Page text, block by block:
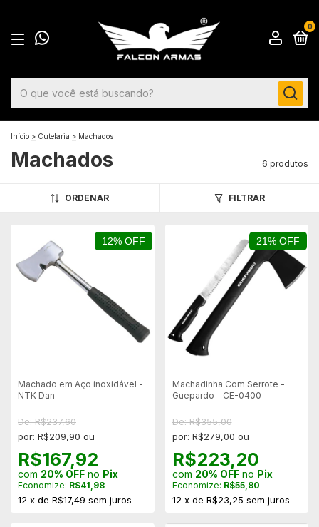
0
Início > Cutelaria > Machados
Machados 6 produtos
ORDENAR FILTRAR
12% OFF
Machado em Aço inoxidável -
NTK Dan
De: R$237,60
por: R$209,90 ou
R$167,92
com 20% OFF no Pix
Economize: R$41,98
12 x de R$17,49 sem juros
21% OFF
Machadinha Com Serrote -
Guepardo - CE-0400
De: R$355,00
por: R$279,00 ou
R$223,20
com 20% OFFno Pix
Economize: R$55,80
12 x de R$23,25 sem juros